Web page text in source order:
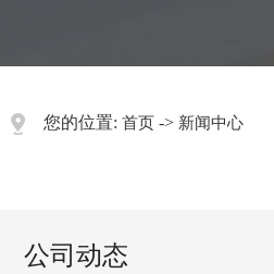
您的位置: 首页 -> 新闻中心
公司动态